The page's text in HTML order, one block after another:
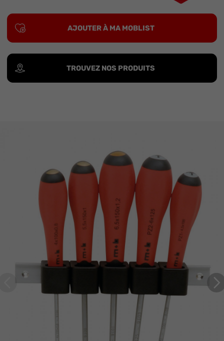
AJOUTER À MA MOBLIST
TROUVEZ NOS PRODUITS